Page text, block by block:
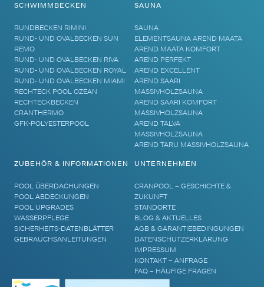
SCHWIMMBECKEN
RUNDBECKEN RIMINI
RUND- UND OVALBECKEN SUN
REMO
RUND- UND OVALBECKEN RIVA
RUND- UND OVALBECKEN ROYAL
RUND- UND OVALBECKEN MIAMI
RECHTECK POOL OZEAN
RECHTECKBECKEN
CRANTHERMO
GFK-POLYESTERPOOL
SAUNA
SAUNA
ELEMENTSAUNA AREND MAATA
AREND MAATA KOMFORT
AREND PERFEKT
AREND EXCELLENT
AREND SAARI
MASSIVHOLZSAUNA
AREND SAARI KOMFORT
MASSIVHOLZSAUNA
AREND TALVA
MASSIVHOLZSAUNA
AREND TARU MASSIVHOLZSAUNA
ZUBEHÖR & INFORMATIONEN
POOL ÜBERDACHUNGEN
POOL ABDECKUNGEN
POOL UPGRADES
WASSERPFLEGE
SICHERHEITS-DATENBLÄTTER
GEBRAUCHSANLEITUNGEN
UNTERNEHMEN
CRANPOOL – GESCHICHTE &
ZUKUNFT
STANDORTE
BLOG & AKTUELLES
AGB & GARANTIEBEDINGUNGEN
DATENSCHUTZERKLÄRUNG
IMPRESSUM
KONTAKT – ANFRAGE
FAQ – HÄUFIGE FRAGEN